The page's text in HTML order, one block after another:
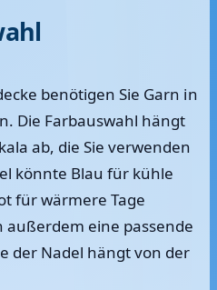
benötigen Sie Garn in
Die Farbauswahl hängt
ab, die Sie verwenden
könnte Blau für kühle
für wärmere Tage
außerdem eine passende
der Nadel hängt von der